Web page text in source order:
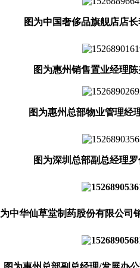
图为中国奢侈品旗舰店店
图为惠州销售置业经理
图为惠州总部物业管理经
图为深圳总部副总经理
中华仙草堂制药股份有限公司